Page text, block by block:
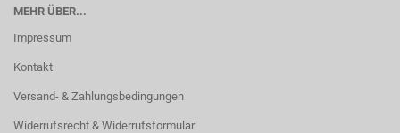
MEHR ÜBER...
Impressum
Kontakt
Versand- & Zahlungsbedingungen
Widerrufsrecht & Widerrufsformular